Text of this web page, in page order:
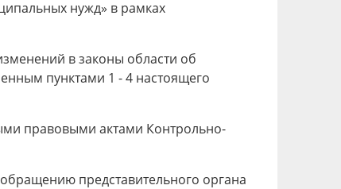
нужд» в рамках
в законы области об
пунктами 1 - 4 настоящего
правовыми актами Контрольно-
представительного органа